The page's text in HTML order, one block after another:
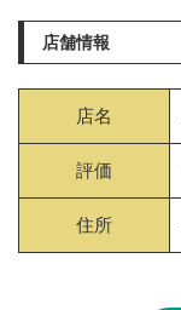
店舗情報
店名
評価
住所